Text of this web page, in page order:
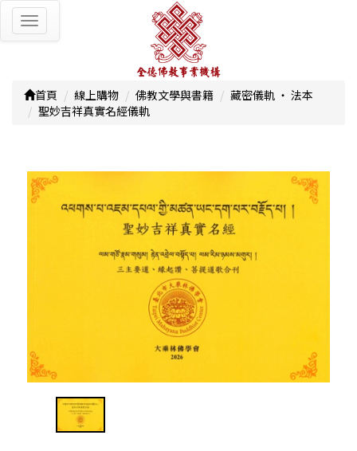
Toggle
navigation
首頁 線上購物 佛教文學與書籍
藏密儀軌 ‧ 法本
聖妙吉祥真實名經儀軌